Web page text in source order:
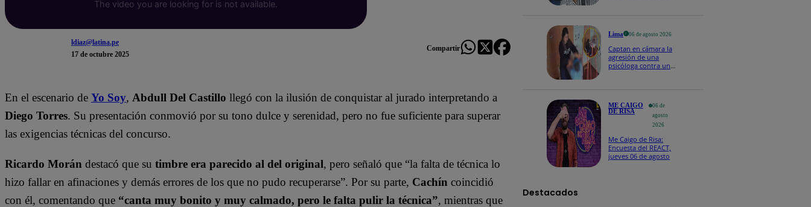
ldiaz@latina.pe
17 de octubre 2025
Compartir
En el escenario de Yo Soy, Abdull Del Castillo llegó con la ilusión de conquistar al jurado interpretando a
Diego Torres. Su presentación conmovió por su tono dulce y serenidad, pero no fue suficiente para superar
las exigencias técnicas del concurso.
Ricardo Morán destacó que su timbre era parecido al del original, pero señaló que “la falta de técnica lo
hizo fallar en afinaciones y demás errores de los que no pudo recuperarse”. Por su parte, Cachín coincidió
con él, comentando que “canta muy bonito y muy calmado, pero le falta pulir la técnica”, mientras que
Lima 06 de agosto 2026
Captan en cámara la
agresión de una
psicóloga contra un
ME CAIGO
DE RISA
06 de
agosto
2026
Me Caigo de Risa:
Encuesta del REACT,
jueves 06 de agosto
Destacados